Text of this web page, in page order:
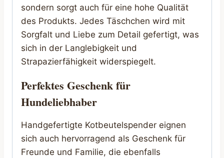
sondern sorgt auch für eine hohe Qualität
des Produkts. Jedes Täschchen wird mit
Sorgfalt und Liebe zum Detail gefertigt, was
sich in der Langlebigkeit und
Strapazierfähigkeit widerspiegelt.
Perfektes Geschenk für
Hundeliebhaber
Handgefertigte Kotbeutelspender eignen
sich auch hervorragend als Geschenk für
Freunde und Familie, die ebenfalls